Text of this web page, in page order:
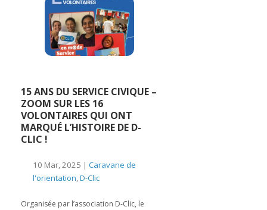
15 ANS DU SERVICE CIVIQUE –
ZOOM SUR LES 16
VOLONTAIRES QUI ONT
MARQUÉ L’HISTOIRE DE D-
CLIC !
10 Mar, 2025 | Caravane de
l'orientation,D-Clic
Organisée par l’association D-Clic, le